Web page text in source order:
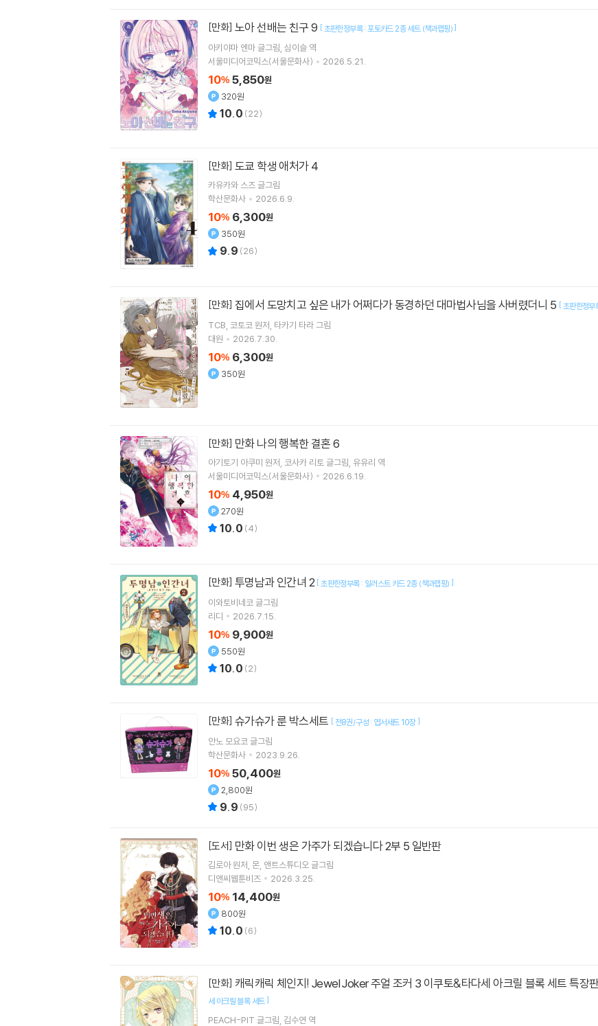
[만화] 노아 선배는 친구 9 [초판한정부록 : 포토카드 2종 세트 (책과랩핑)]
아키야마 엔마글그림 심이슬 역
서울미디어코믹스(서울문화사)
2026.5.21.
10% 5,850원
320원
10.0 (22)
[만화] 도쿄 학생 애처가 4
카유카와 스즈글그림
학산문화사
2026.6.9.
10% 6,300원
350원
9.9 (26)
[만화] 집에서 도망치고 싶은 내가 어쩌다가 동경하던 대마법사님을 사버렸더니 5 [초판한정부
TCB 코토코 원저 타카기 타라그림
대원
2026.7.30.
10% 6,300원
350원
[만화] 만화 나의 행복한 결혼 6
아기토기 아쿠미 원저 코사카 리토 글그림 유유리 역
서울미디어코믹스(서울문화사)
2026.6.19.
10% 4,950원
270원
10.0 (4)
[만화] 투명남과 인간녀 2 [ 초판한정부록 : 일러스트 카드 2종 (책과랩핑) ]
이와토비네코 글그림
리디
2026.7.15.
10% 9,900원
550원
10.0 (2)
[만화] 슈가슈가 룬 박스세트 [ 전8권/구성 : 엽서세트 10장]
안노 모요코 글그림
학산문화사
2023.9.26.
10% 50,400원
2,800원
9.9 (95)
[도서] 만화 이번 생은 가주가 되겠습니다 2부 5 일반판
김로아원저 몬 앤트스튜디오 글그림
디앤씨웹툰비즈
2026.3.25.
10% 14,400원
800원
10.0 (6)
[만화] 캐릭캐릭 체인지! Jewel Joker 주얼 조커 3 이쿠토&타다세 아크릴 블록 세트 특장
세 아크릴 블록 세트 ]
PEACH-PIT 글그림 김수연 역